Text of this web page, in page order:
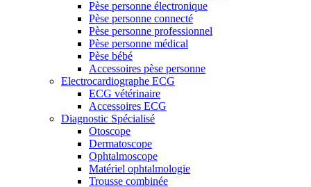
Pèse personne électronique
Pèse personne connecté
Pèse personne professionnel
Pèse personne médical
Pèse bébé
Accessoires pèse personne
Electrocardiographe ECG
ECG vétérinaire
Accessoires ECG
Diagnostic Spécialisé
Otoscope
Dermatoscope
Ophtalmoscope
Matériel ophtalmologie
Trousse combinée